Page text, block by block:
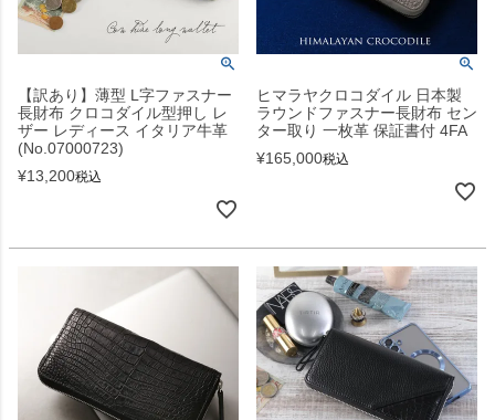
【訳あり】薄型 L字ファスナー
長財布 クロコダイル型押し レ
ザー レディース イタリア牛革
(No.07000723)
¥13,200税込
ヒマラヤクロコダイル 日本製
ラウンドファスナー長財布 セン
ター取り 一枚革 保証書付 4FA
¥165,000税込